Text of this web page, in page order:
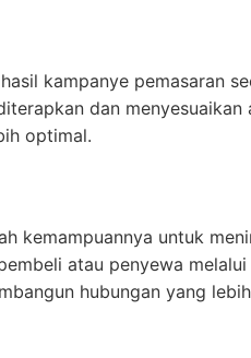
kampanye pemasaran
dan menyesuaikan
optimal.
kemampuannya untuk
atau penyewa
hubungan yang